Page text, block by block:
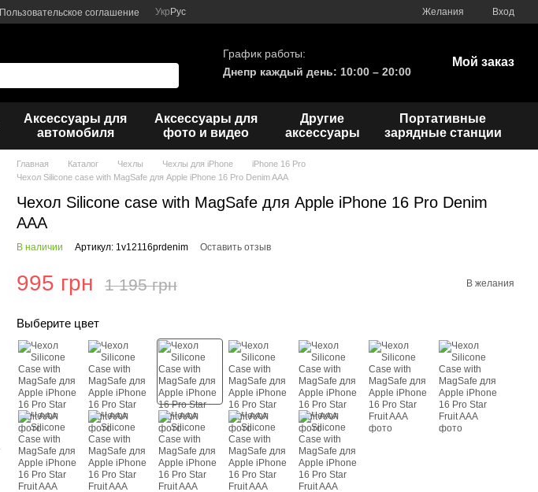
Пользовательское соглашение Укр Рус Желания Вход
График работы:
Днепр каждый день: 10:00 – 20:00
Мой заказ
Аксессуары для
автомобиля
Аксессуары для
фото и видео
Другие
аксессуары
Портативные
зарядные станции
Главная Каталог Чехлы Чехлы для iPhone
iPhone 16 Pro
Чехол Silicone case with MagSafe для Apple iPhone 16 Pro Denim AAA
Чехол Silicone case with MagSafe для Apple iPhone 16 Pro Denim
AAA
В наличии Артикул: 1v12116prdenim Оставить отзыв
995 грн 1 195 грн В желания
Выберите цвет